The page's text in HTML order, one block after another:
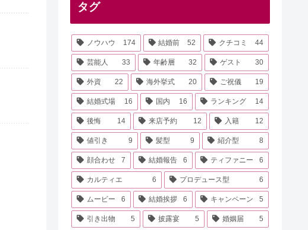
タグ
ノウハウ 174 結婚前 52 クチコミ 44
芸能人 33 年齢層 32 ゲスト 30
外資 22 海外挙式 20 ご祝儀 19
結婚式場 16 国内 16 ランキング 14
後悔 14 来店予約 12 入籍 12
値引き 9 髪型 9 紹介型 8
顔合わせ 7 結婚報告 6 ティファニー 6
カルティエ 6 プロデュース型 6
ムービー 6 結婚挨拶 6 キャンペーン 5
引き出物 5 披露宴 5 婚姻届 5